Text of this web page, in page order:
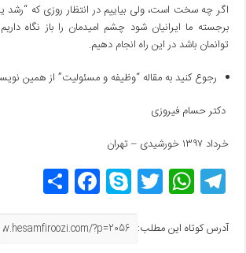
اگر چه سخت است، ولی بیاییم در انتظار روزی که “رشد
برجسته ما ایرانیان شود چشم امیدمان را باز نگاه
توانمان باشد در این راه انجام دهیم.
رجوع کنید به مقاله “وظیفه و مسئولیت” از همین
دکتر حسام فیروزی
خرداد ۱۳۹۷ خورشیدی – تهران
T
el
e
W
h
at
T
w
itt
S
ky
p
F
a
c
ترا
ک آدرس کوتاه این مطلب: